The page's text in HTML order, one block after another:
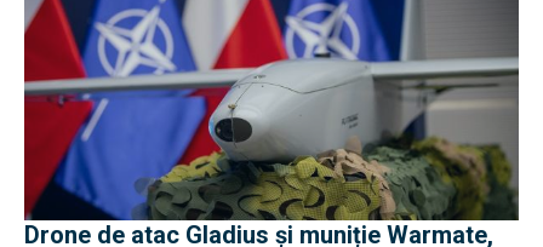
Drone de atac Gladius și muniție Warmate,